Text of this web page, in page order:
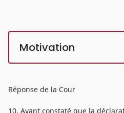
Motivation
Réponse de la Cour
10. Ayant constaté que la